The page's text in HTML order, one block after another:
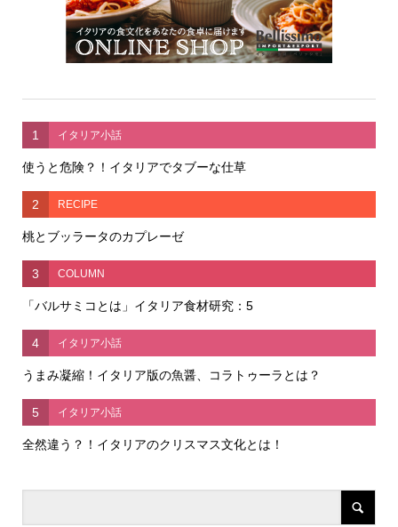
1 イタリア小話
使うと危険？！イタリアでタブーな仕草
2 RECIPE
桃とブッラータのカプレーゼ
3 COLUMN
「バルサミコとは」イタリア食材研究：5
4 イタリア小話
うまみ凝縮！イタリア版の魚醤、コラトゥーラとは？
5 イタリア小話
全然違う？！イタリアのクリスマス文化とは！